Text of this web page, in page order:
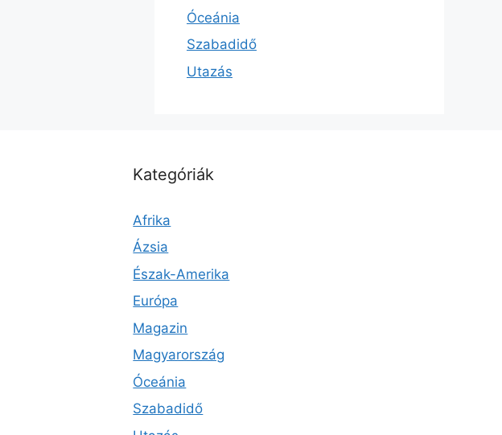
Óceánia
Szabadidő
Utazás
Kategóriák
Afrika
Ázsia
Észak-Amerika
Európa
Magazin
Magyarország
Óceánia
Szabadidő